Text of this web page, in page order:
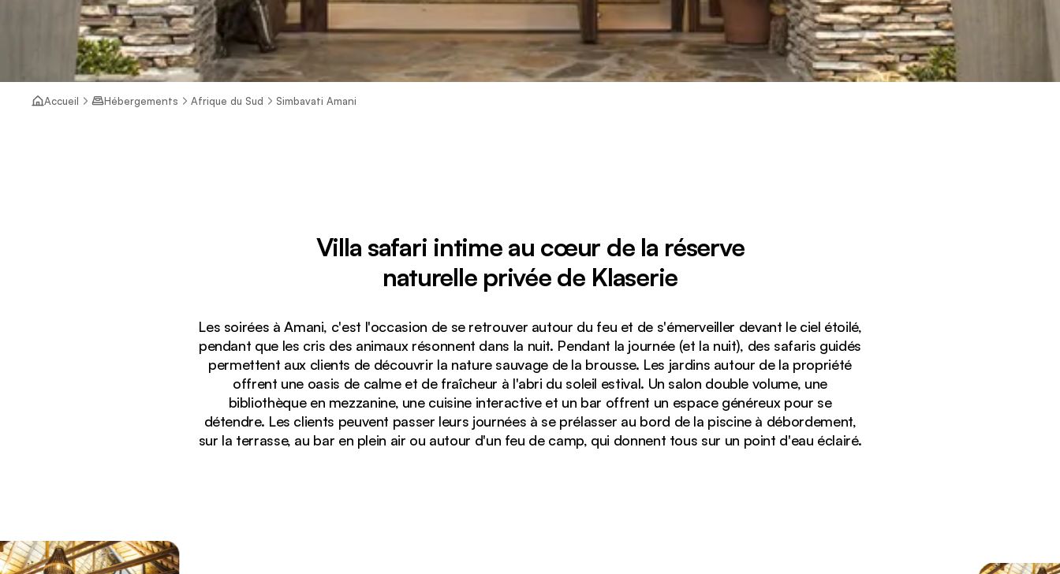
Accueil Hébergements Afrique du Sud Simbavati Amani
Villa safari intime au cœur de la réserve
naturelle privée de Klaserie
Les soirées à Amani, c'est l'occasion de se retrouver autour du feu et de s'émerveiller devant le ciel étoilé,
pendant que les cris des animaux résonnent dans la nuit. Pendant la journée (et la nuit), des safaris guidés
permettent aux clients de découvrir la nature sauvage de la brousse. Les jardins autour de la propriété
offrent une oasis de calme et de fraîcheur à l'abri du soleil estival. Un salon double volume, une
bibliothèque en mezzanine, une cuisine interactive et un bar offrent un espace généreux pour se
détendre. Les clients peuvent passer leurs journées à se prélasser au bord de la piscine à débordement,
sur la terrasse, au bar en plein air ou autour d'un feu de camp, qui donnent tous sur un point d'eau éclairé.